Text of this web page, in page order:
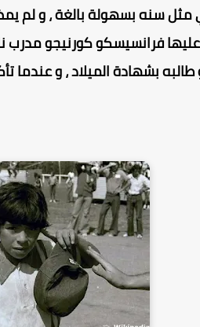
مثل سنه بسهولة بالغة ، و
فرانسيسكو كورنيجو مدرب
بشهادة الميلاد ، و